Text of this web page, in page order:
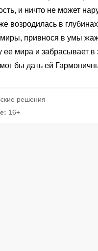
и ничто не может
возродилась в
миры, привнося в умы
ее мира и забрасывает
бы дать ей
решения
16+